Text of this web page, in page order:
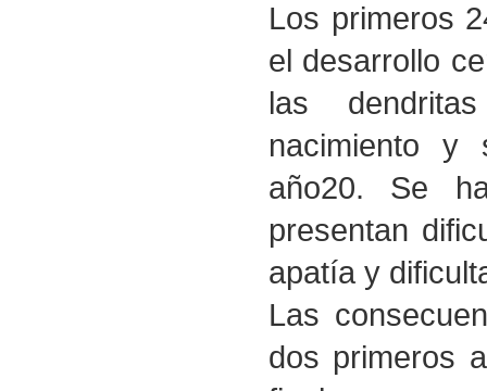
Los primeros
el desarrollo
las
nacimiento y
año20. Se
presentan
apatía y
Las
dos primeros